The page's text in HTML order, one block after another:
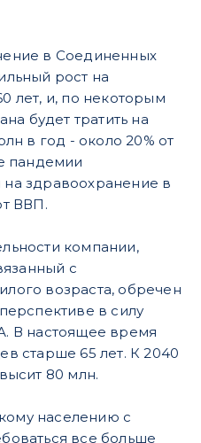
в Соединенных
рост на
лет, и, по некоторым
будет тратить на
в год - около 20% от
пандемии
здравоохранение в
ВВП.
компании,
с
возраста, обречен
в силу
В настоящее время
старше 65 лет. К 2040
80 млн.
населению с
все больше